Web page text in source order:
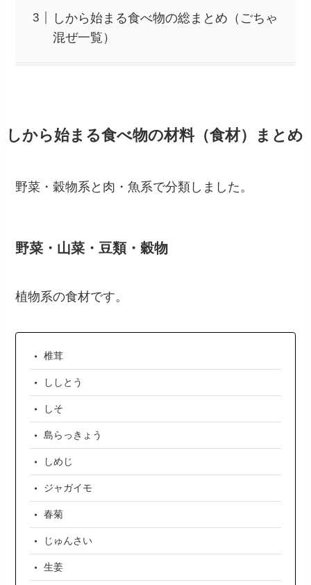
しから始まる食べ物の総まとめ（ごちゃ
混ぜ一覧）
しから始まる食べ物の材料（食材）まとめ
野菜・穀物系と肉・魚系で分類しました。
野菜・山菜・豆類・穀物
植物系の食材です。
椎茸
ししとう
しそ
島らっきょう
しめじ
ジャガイモ
春菊
じゅんさい
生姜